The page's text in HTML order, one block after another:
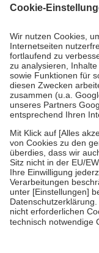
Grundsätzlich leisten
höchstens zehn Euro.
Kosten der Leistung
Diese Regeln gelten
Bei Heilmitteln und
Zuzahlung zehn
Verordnung.
Um das Engagement
stärken und die
fallenkeine
• Kindern und
mit Ausnahme der
• Untersuchungen zur
GKV getragen werden
• empfohlenen
• Harn- und